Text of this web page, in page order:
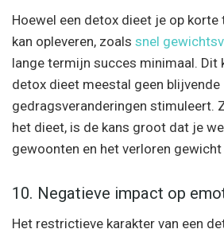
Hoewel een detox dieet je op
kan opleveren, zoals snel
lange termijn succes minimaal. Dit
detox dieet meestal geen blijvende
gedragsveranderingen stimuleert.
het dieet, is de kans groot dat je
gewoonten en het verloren
10. Negatieve impact op
Het restrictieve karakter van een